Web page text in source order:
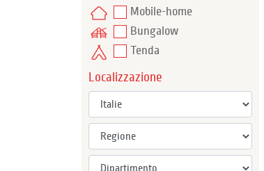
Mobile-home
Bungalow
Tenda
Localizzazione